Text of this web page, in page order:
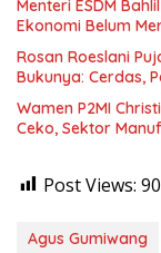
Menteri ESDM
Ekonomi Belum
Rosan Roeslani
Bukunya: Cerdas,
Wamen P2MI
Ceko, Sektor
Post Views: 90
Agus Gumiwang